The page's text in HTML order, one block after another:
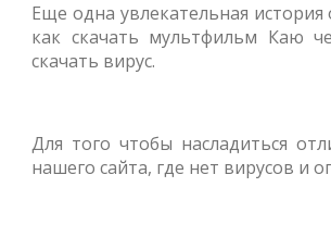
Еще одна увлекательная
как скачать мультфильм Каю
скачать вирус.
Для того чтобы насладиться
нашего сайта, где нет вирусов и